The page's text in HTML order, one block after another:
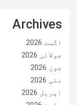
Archives
اگست 2026
جولائی 2026
جون 2026
مئی 2026
اپریل 2026